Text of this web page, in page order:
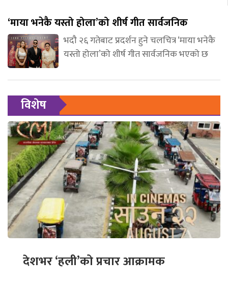
‘माया भनेकै यस्तो होला’को शीर्ष गीत सार्वजनिक
भदौ २६ गतेबाट प्रदर्शन हुने चलचित्र ‘माया भनेकै
यस्तो होला’को शीर्ष गीत सार्वजनिक भएको छ
विशेष
देशभर ‘हली’को प्रचार आक्रामक